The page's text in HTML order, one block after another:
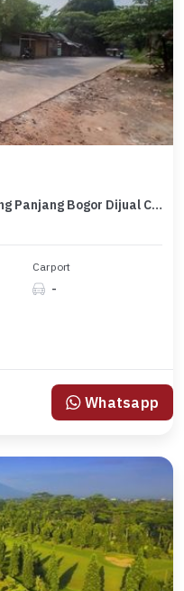
Tanah Pinggir Jl Raya Dago Parung Panjang Bogor Dijual Cepat
Carport
-
Whatsapp